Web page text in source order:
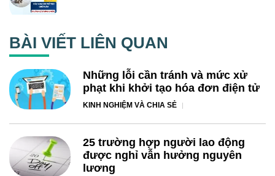
BÀI VIẾT LIÊN QUAN
Những lỗi cần tránh và mức xử
phạt khi khởi tạo hóa đơn điện tử
KINH NGHIỆM VÀ CHIA SẺ
25 trường hợp người lao động
được nghỉ vẫn hưởng nguyên
lương